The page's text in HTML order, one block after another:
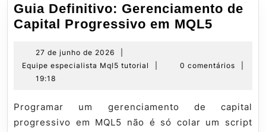
Guia Definitivo: Gerenciamento de
Capital Progressivo em MQL5
de
em
27 de junho de 2026
27
de
2026
Equipe especialista Mql5 tutorial
Equipe
tutorial
0 comentários
19:18
Programar um gerenciamento de capital
progressivo em MQL5 não é só colar um script